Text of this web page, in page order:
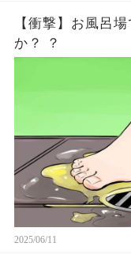
【衝撃】お風呂
か？ ？
2025/06/11